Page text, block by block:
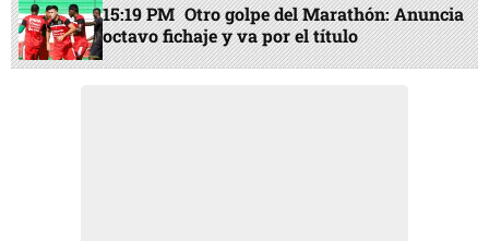
15:19 PM Otro golpe del Marathón: Anuncia
octavo fichaje y va por el título